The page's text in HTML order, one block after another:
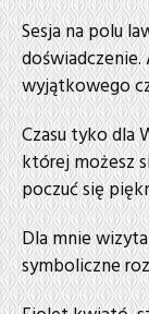
Sesja na polu
wyjątkowego
Czasu tyko dla
której możesz
poczuć się
Dla mnie
symboliczne